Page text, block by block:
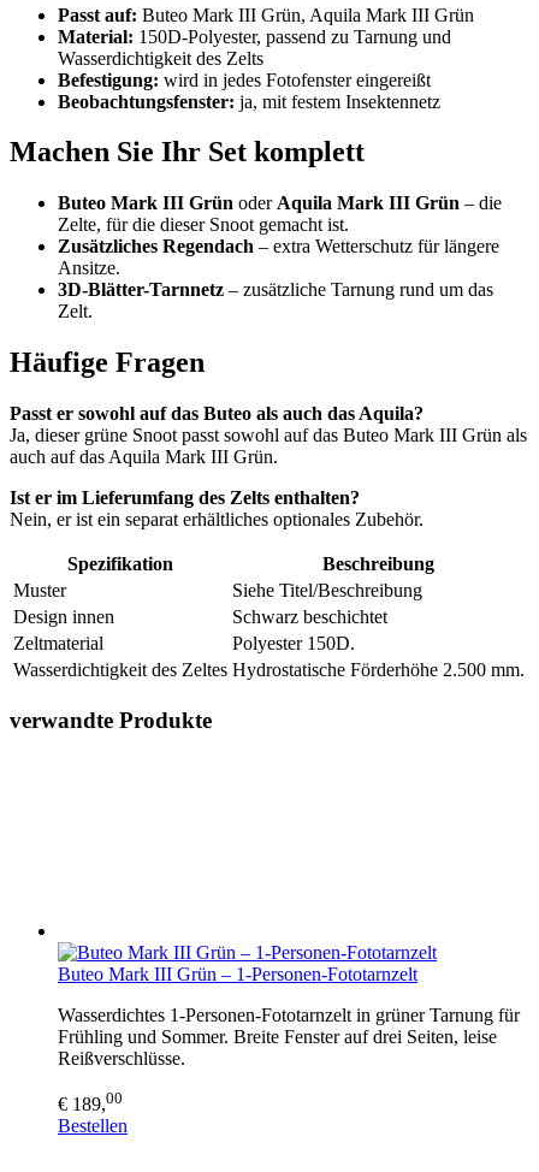
Passt auf: Buteo Mark III Grün, Aquila Mark III Grün
Material: 150D-Polyester, passend zu Tarnung und
Wasserdichtigkeit des Zelts
Befestigung: wird in jedes Fotofenster eingereißt
Beobachtungsfenster: ja, mit festem Insektennetz
Machen Sie Ihr Set komplett
Buteo Mark III Grün oder Aquila Mark III Grün – die
Zelte, für die dieser Snoot gemacht ist.
Zusätzliches Regendach – extra Wetterschutz für längere
Ansitze.
3D-Blätter-Tarnnetz – zusätzliche Tarnung rund um das
Zelt.
Häufige Fragen
Passt er sowohl auf das Buteo als auch das Aquila?
Ja, dieser grüne Snoot passt sowohl auf das Buteo Mark III Grün als
auch auf das Aquila Mark III Grün.
Ist er im Lieferumfang des Zelts enthalten?
Nein, er ist ein separat erhältliches optionales Zubehör.
Spezifikation
Beschreibung
Muster
Siehe Titel/Beschreibung
Design innen
Schwarz beschichtet
Zeltmaterial
Polyester 150D.
Wasserdichtigkeit des Zeltes Hydrostatische Förderhöhe 2.500 mm.
verwandte Produkte
Buteo Mark III Grün – 1-Personen-Fototarnzelt
Wasserdichtes 1-Personen-Fototarnzelt in grüner Tarnung für
Frühling und Sommer. Breite Fenster auf drei Seiten, leise
Reißverschlüsse.
€ 189,00
Bestellen